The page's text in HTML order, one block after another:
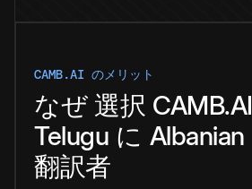
CAMB.AI のメリット
なぜ 選択 CAMB.AI
Telugu に Albanian
翻訳者